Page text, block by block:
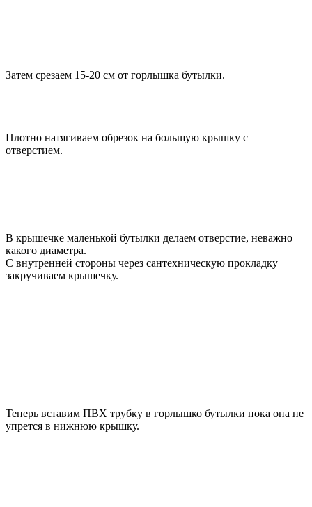
Затем срезаем 15-20 см от горлышка бутылки.
Плотно натягиваем обрезок на большую крышку с
отверстием.
В крышечке маленькой бутылки делаем отверстие, неважно
какого диаметра.
С внутренней стороны через сантехническую прокладку
закручиваем крышечку.
Теперь вставим ПВХ трубку в горлышко бутылки пока она не
упрется в нижнюю крышку.